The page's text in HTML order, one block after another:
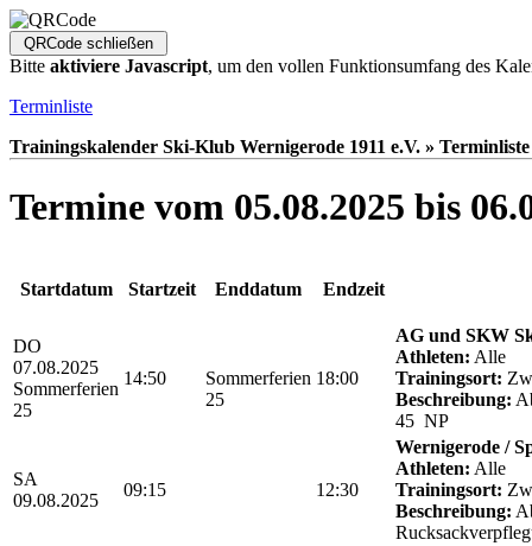
Bitte aktiviere Javascript, um den vollen Funktionsumfang des
Terminliste
Trainingskalender Ski-Klub Wernigerode 1911 e.V. » Terminliste
Termine vom 05.08.2025 bis
Startdatum Startzeit Enddatum Endzeit
DO
07.08.2025
Sommerferien
25
14:50
Sommerferien
25
18:00
AG und SKW
Athleten: Alle
Trainingsort:
Beschreibung:
45 NP
SA
09.08.2025
09:15 12:30
Wernigerode /
Athleten: Alle
Trainingsort:
Beschreibung: